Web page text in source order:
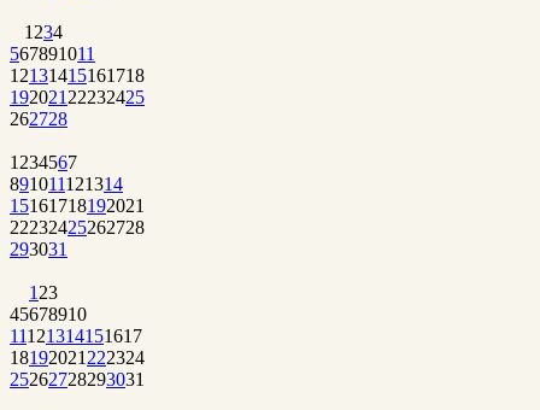
1 234
567891011
12131415161718
192021 22232425
262728
1 234567
891011121314
15161718192021
22232425262728
293031
1 23
45678910
11121314151617
18192021 222324
25262728293031